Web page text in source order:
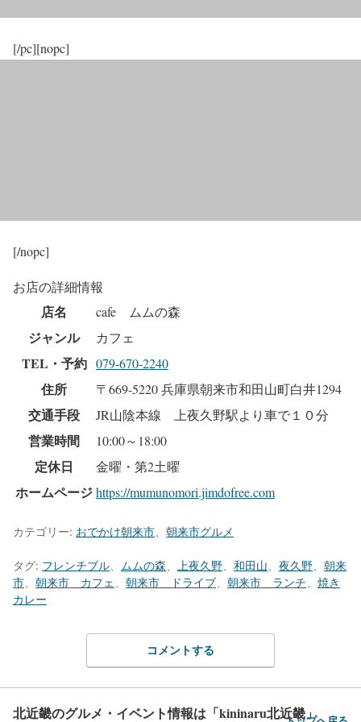
[/pc][nopc]
[/nopc]
お店の詳細情報
店名 cafe ムムの森
ジャンル カフェ
TEL・予約 079-670-2240
住所 〒669-5220 兵庫県朝来市和田山町白井1294
交通手段 JR山陰本線 上夜久野駅より車で１０分
営業時間 10:00～18:00
定休日 金曜・第2土曜
ホームページhttps://mumunomori.jimdofree.com
カテゴリー: おでかけ朝来市 朝来市グルメ
タグ: フレンチブル ムムの森 上夜久野 和田山 夜久野
朝来
市
朝来市 カフェ 朝来市 ドライブ 朝来市 ランチ
焼き
カレー
コメントする
北近畿のグルメ・イベント情報は「kininaru北近畿」